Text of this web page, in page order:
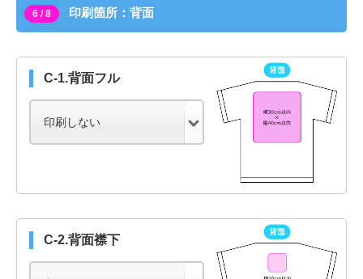
6 / 8 印刷箇所：背面
C-1.背面フル
C-2.背面襟下